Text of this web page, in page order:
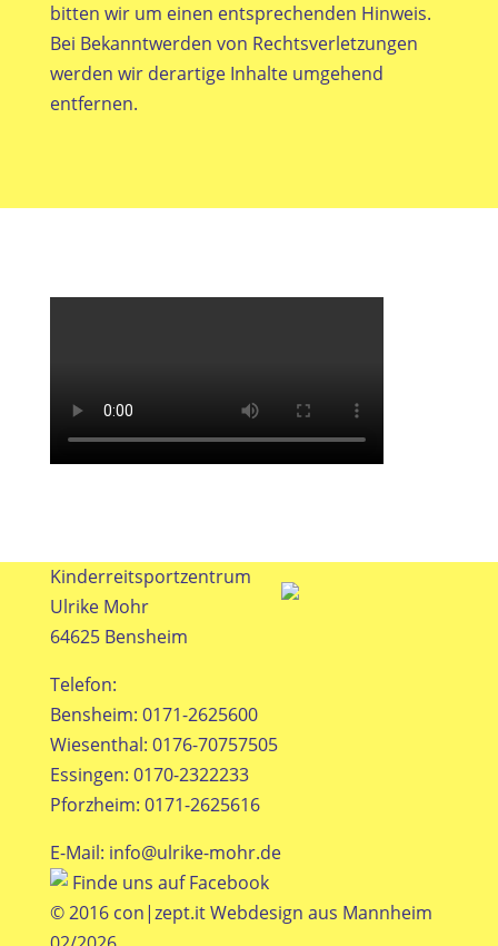
bitten wir um einen entsprechenden Hinweis.
Bei Bekanntwerden von Rechtsverletzungen
werden wir derartige Inhalte umgehend
entfernen.
Kinderreitsportzentrum
Ulrike Mohr
64625 Bensheim
Telefon:
Bensheim: 0171-2625600
Wiesenthal: 0176-70757505
Essingen: 0170-2322233
Pforzheim: 0171-2625616
E-Mail: info@ulrike-mohr.de
Finde uns auf Facebook
© 2016 con|zept.itWebdesign aus Mannheim